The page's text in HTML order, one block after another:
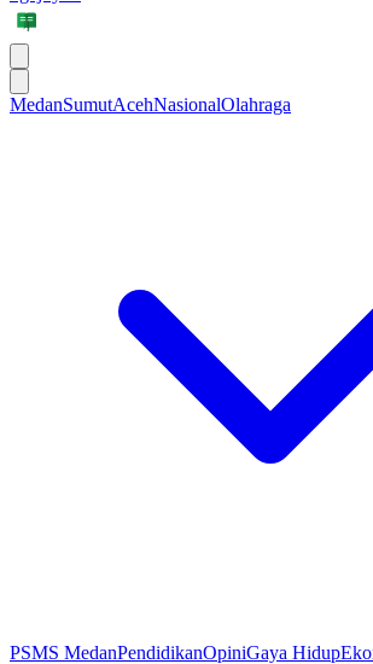
MedanSumutAcehNasionalOlahraga
PSMS MedanPendidikanOpiniGaya Hidup